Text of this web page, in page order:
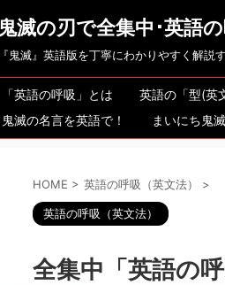
鬼滅の刃で全集中･英語の
『鬼滅』英語版を丁寧にわかりやすく解説
「英語の呼吸」とは 英語の「型(英
鬼滅の名言を英語で！
まいにち鬼
HOME > 英語の呼吸（英文法） >
英語の呼吸（英文法）
全集中「英語の呼